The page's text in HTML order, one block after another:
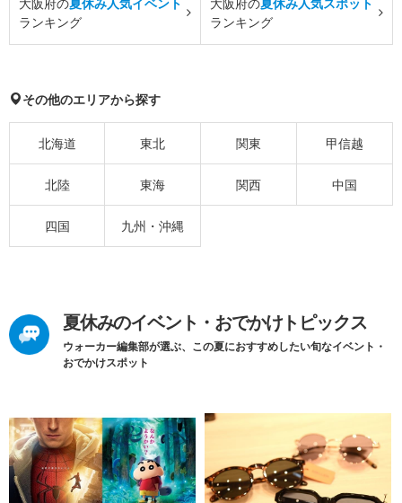
ランキング
ランキング
その他のエリアから探す
北海道 東北 関東 甲信越
北陸 東海 関西 中国
四国 九州・沖縄
夏休みのイベント・おでかけトピックス
ウォーカー編集部が選ぶ、この夏におすすめしたい旬なイベント・
おでかけスポット